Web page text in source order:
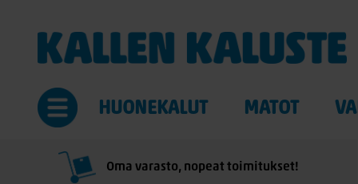
HUONEKALUT MATOT
Oma varasto, nopeat toimitukset!